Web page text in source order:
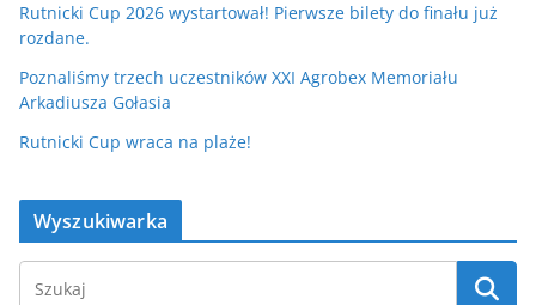
Rutnicki Cup 2026 wystartował! Pierwsze bilety do finału już
rozdane.
Poznaliśmy trzech uczestników XXI Agrobex Memoriału
Arkadiusza Gołasia
Rutnicki Cup wraca na plaże!
Wyszukiwarka